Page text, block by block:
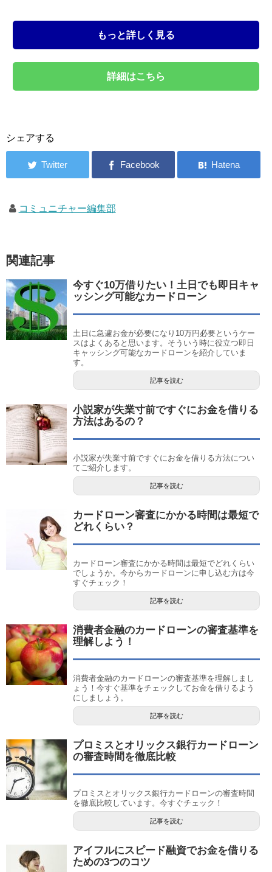
もっと詳しく見る
詳細はこちら
シェアする
コミュニチャー編集部
関連記事
今すぐ10万借りたい！土日でも即日キャ
ッシング可能なカードローン
土日に急遽お金が必要になり10万円必要というケー
スはよくあると思います。そういう時に役立つ即日
キャッシング可能なカードローンを紹介していま
す。
記事を読む
小説家が失業寸前ですぐにお金を借りる
方法はあるの？
小説家が失業寸前ですぐにお金を借りる方法につい
てご紹介します。
記事を読む
カードローン審査にかかる時間は最短で
どれくらい？
カードローン審査にかかる時間は最短でどれくらい
でしょうか。今からカードローンに申し込む方は今
すぐチェック！
記事を読む
消費者金融のカードローンの審査基準を
理解しよう！
消費者金融のカードローンの審査基準を理解しまし
ょう！今すぐ基準をチェックしてお金を借りるよう
にしましょう。
記事を読む
プロミスとオリックス銀行カードローン
の審査時間を徹底比較
プロミスとオリックス銀行カードローンの審査時間
を徹底比較しています。今すぐチェック！
記事を読む
アイフルにスピード融資でお金を借りる
ための3つのコツ